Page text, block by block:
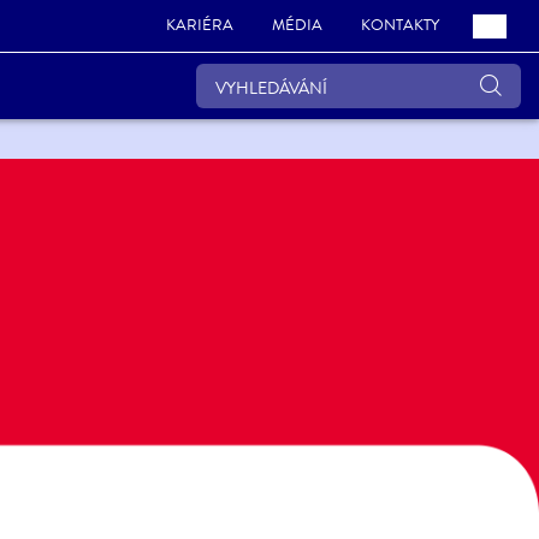
KARIÉRA MÉDIA KONTAKTY